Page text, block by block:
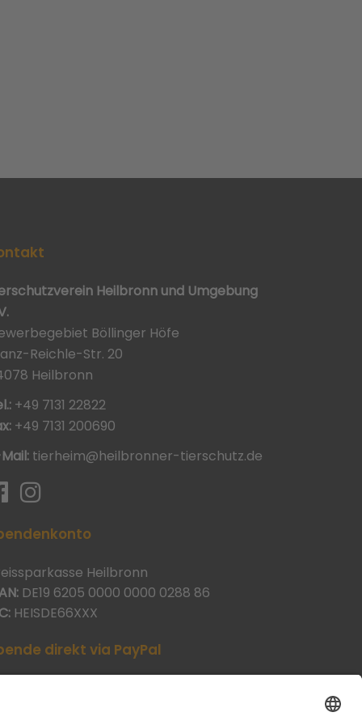
Heilbronn und Umgebung
Böllinger Höfe
Reichle-Str. 20
Heilbronn
+49 7131 22822
+49 7131 200690
tierheim@heilbronner-tierschutz.de
Heilbronn
DE19 6205 0000 0000 0288 86
HEISDE66XXX
direkt via PayPal